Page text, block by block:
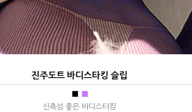
진주도트 바디스타킹 슬립
■ ■
신축성 좋은 바디스타킹